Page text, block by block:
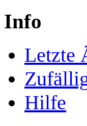
Info
Letzte
Hilfe